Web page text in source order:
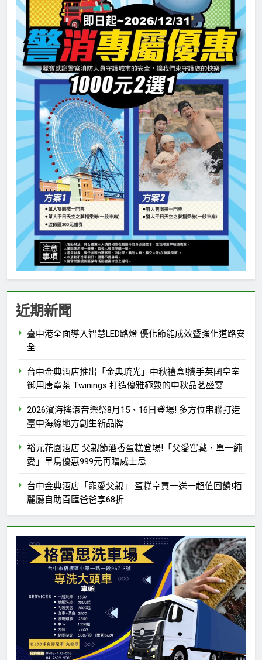
近期新聞
臺中港全面導入智慧LED路燈 優化節能成效暨強化道路安
全
台中金典酒店推出「金典琉光」中秋禮盒!攜手英國皇室
御用唐寧茶 Twinings 打造優雅極致的中秋品茗盛宴
2026濱海搖滾音樂祭8月15、16日登場! 多方位串聯打造
臺中海線地方創生新品牌
裕元花園酒店 父親節酒香蛋糕登場!「父愛窖藏．單一純
愛」早鳥優惠999元再贈威士忌
台中金典酒店「寵愛父親」 蛋糕享買一送一超值回饋!栢
麗廳自助百匯爸爸享68折